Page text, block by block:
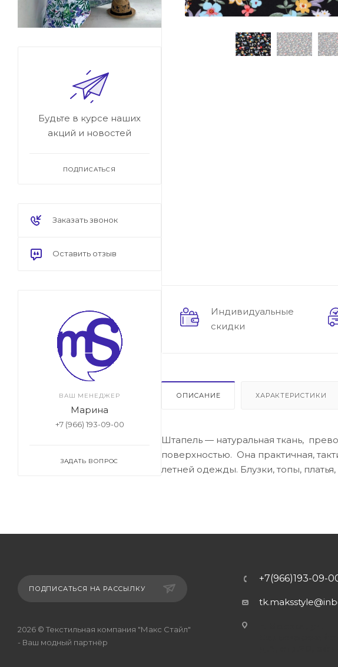
Индивидуальные
скидки
ОПИСАНИЕ ХАРАКТЕРИСТИКИ
Штапель — натуральная ткань,
поверхностью. Она практичная,
летней одежды. Блузки, топы,
Будьте в курсе наших
акций и новостей
ПОДПИСАТЬСЯ
Заказать звонок
Оставить отзыв
ВАШ МЕНЕДЖЕР
Марина
+7 (966) 193-09-00
ЗАДАТЬ ВОПРОС
ПОДПИСАТЬСЯ НА РАССЫЛКУ
2026 © Текстильная компания "Макс Стайл"
- Ваш модный партнёр
+7(966)193-09-